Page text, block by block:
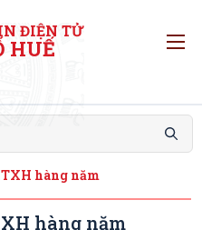
ĐIỆN TỬ
HUẾ
hàng năm
hàng năm